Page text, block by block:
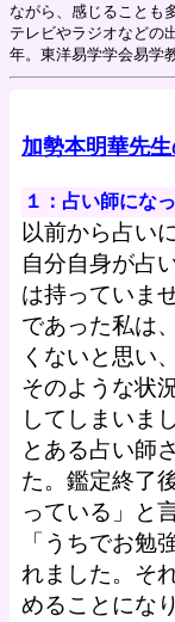
ながら、感じることも
テレビやラジオなどの
年。東洋易学学会易学
加勢本明華先
１：占い師にな
以前から占い
自分自身が占
は持っていま
であった私は
くないと思い
そのような状
してしまいま
とある占い師
た。鑑定終了
っている」と
「うちでお勉
れました。そ
めることにな